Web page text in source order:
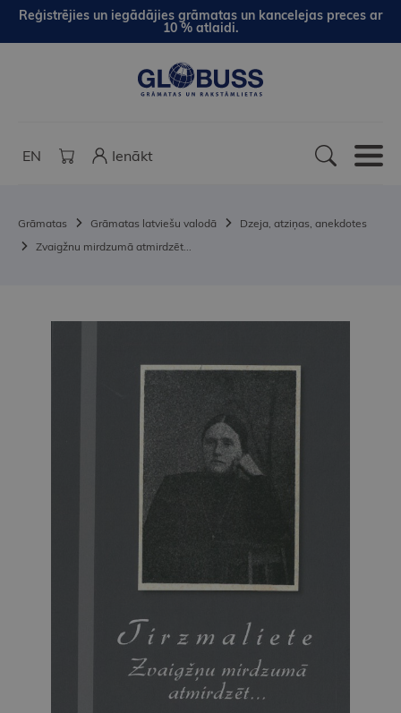
Reģistrējies un iegādājies grāmatas un kancelejas preces ar
10 % atlaidi.
EN Ienākt
Grāmatas Grāmatas latviešu valodā
Dzeja, atziņas, anekdotes
Zvaigžnu mirdzumā atmirdzēt...